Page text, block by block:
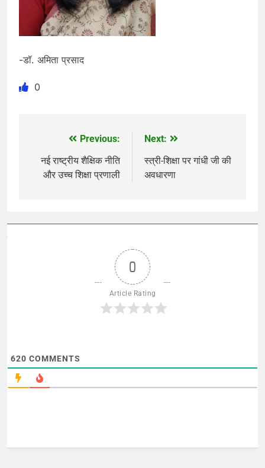
-डॉ. अमिता प्रसाद
0
navigation
Previous:
नई राष्ट्रीय शैक्षिक नीति
और उच्च शिक्षा प्रणाली
Next:
स्त्री-शिक्षा पर गांधी जी की
अवधारणा
0
Article Rating
620 COMMENTS